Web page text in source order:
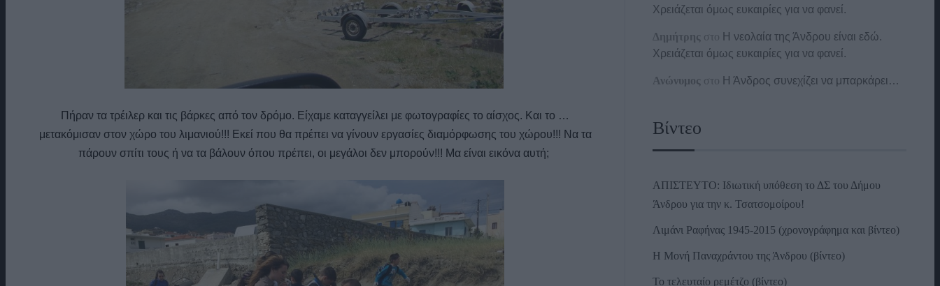
Πήραν τα τρέιλερ και τις βάρκες από τον δρόμο. Είχαμε καταγγείλει με φωτογραφίες το αίσχος. Και το …
μετακόμισαν στον χώρο του λιμανιού!!! Εκεί που θα πρέπει να γίνουν εργασίες διαμόρφωσης του χώρου!!! Να τα
πάρουν σπίτι τους ή να τα βάλουν όπου πρέπει, οι μεγάλοι δεν μπορούν!!! Μα είναι εικόνα αυτή;
Χρειάζεται όμως ευκαιρίες για να φανεί.
Δημήτρης στο Η νεολαία της Άνδρου είναι εδώ.
Χρειάζεται όμως ευκαιρίες για να φανεί.
Ανώνυμος στο Η Άνδρος συνεχίζει να μπαρκάρει…
Βίντεο
ΑΠΙΣΤΕΥΤΟ: Ιδιωτική υπόθεση το ΔΣ του Δήμου
Άνδρου για την κ. Τσατσομοίρου!
Λιμάνι Ραφήνας 1945-2015 (χρονογράφημα και βίντεο)
Η Μονή Παναχράντου της Άνδρου (βίντεο)
Το τελευταίο ρεμέτζο (βίντεο)